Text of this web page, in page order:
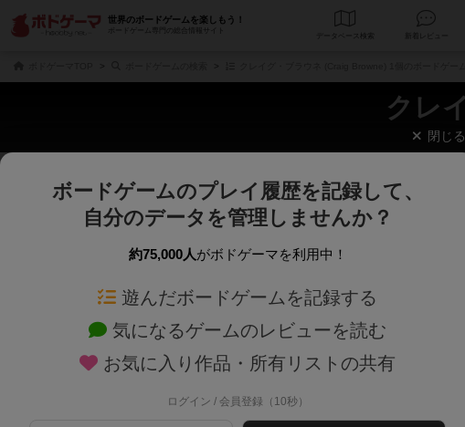
世界のボードゲームを楽しもう！
ボードゲーム専門の総合情報サイト
データベース
クレ
じっくり表示
商品名、商品説明文、デザイナー名、テーマ名、メカニクス名を対象にフリーワード検索
ゲームデザイナー名を指定して検索できま
ゲームデザイナー
対象年齢を指定します。 世界観や登場人物などモチ
テーマ/フレーバー
閉じる
ボードゲームのプレイ履歴を記録して、
自分のデータを管理しませんか？
約75,000人がボドゲーマを利用中！
遊んだボードゲームを記録する
気になるゲームのレビューを読む
お気に入り作品・所有リストの共有
ログイン / 会員登録（10秒）